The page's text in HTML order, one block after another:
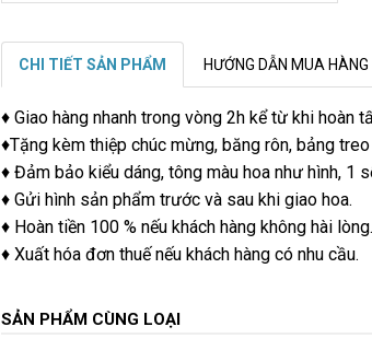
CHI TIẾT SẢN PHẨM HƯỚNG DẪN MUA HÀNG
♦ Giao hàng nhanh trong vòng 2h kể từ khi hoàn
♦Tặng kèm thiệp chúc mừng, băng rôn, bảng
♦ Đảm bảo kiểu dáng, tông màu hoa như hình, 1
♦ Gửi hình sản phẩm trước và sau khi giao hoa.
♦ Hoàn tiền 100 % nếu khách hàng không hài lòng.
♦ Xuất hóa đơn thuế nếu khách hàng có nhu cầu.
SẢN PHẨM CÙNG LOẠI